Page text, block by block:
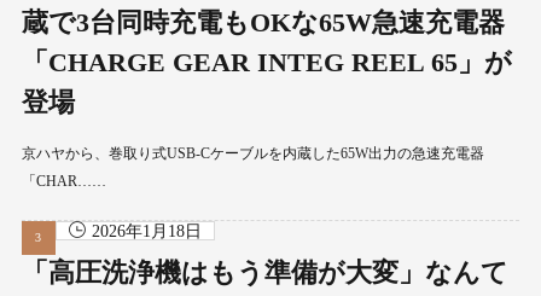
蔵で3台同時充電もOKな65W急速充電器
「CHARGE GEAR INTEG REEL 65」が
登場
京ハヤから、巻取り式USB-Cケーブルを内蔵した65W出力の急速充電器
「CHAR……
2026年1月18日
「高圧洗浄機はもう準備が大変」なんて